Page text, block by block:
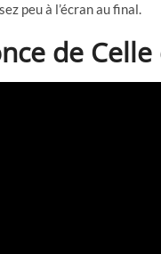
peu à l’écran au final.
de